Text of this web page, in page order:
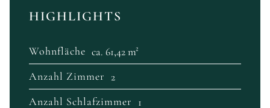
HIGHLIGHTS
Wohnfläche ca. 61,42 m²
Anzahl Zimmer 2
Anzahl Schlafzimmer 1